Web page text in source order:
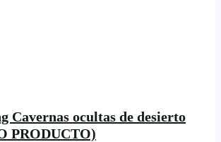
Cavernas ocultas de desierto
PRODUCTO)